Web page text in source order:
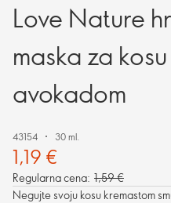
Love Nature
maska za
avokadom
43154 30 ml.
1,19 €
Regularna cena: 1,59 €
Negujte svoju kosu kremastom